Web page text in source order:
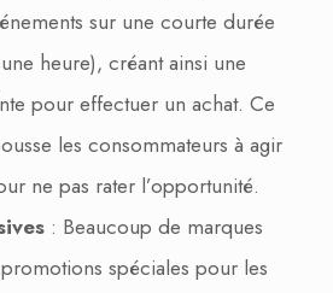
sur une courte durée
heure), créant ainsi une
pour effectuer un achat. Ce
les consommateurs à agir
ne pas rater l’opportunité.
: Beaucoup de marques
spéciales pour les